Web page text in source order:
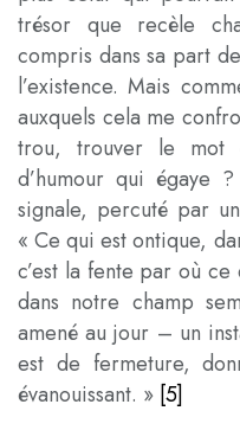
trésor que recèle
compris dans sa part
l’existence. Mais
auxquels cela me
trou, trouver le mot
d’humour qui égaye
signale, percuté par
« Ce qui est ontique,
c’est la fente par où ce
dans notre champ
amené au jour – un
est de fermeture,
évanouissant. » [5]